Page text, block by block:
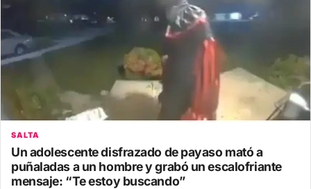
SALTA
Un adolescente disfrazado de payaso mató a
puñaladas a un hombre y grabó un escalofriante
mensaje: “Te estoy buscando”